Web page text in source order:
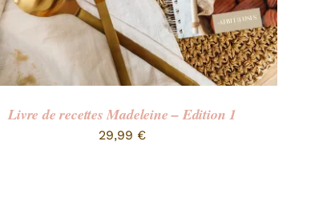
Livre de recettes Madeleine – Edition 1
29,99 €